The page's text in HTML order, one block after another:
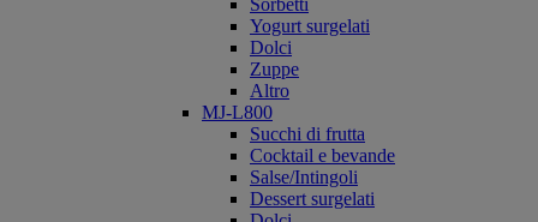
Sorbetti
Yogurt surgelati
Dolci
Zuppe
Altro
MJ-L800
Succhi di frutta
Cocktail e bevande
Salse/Intingoli
Dessert surgelati